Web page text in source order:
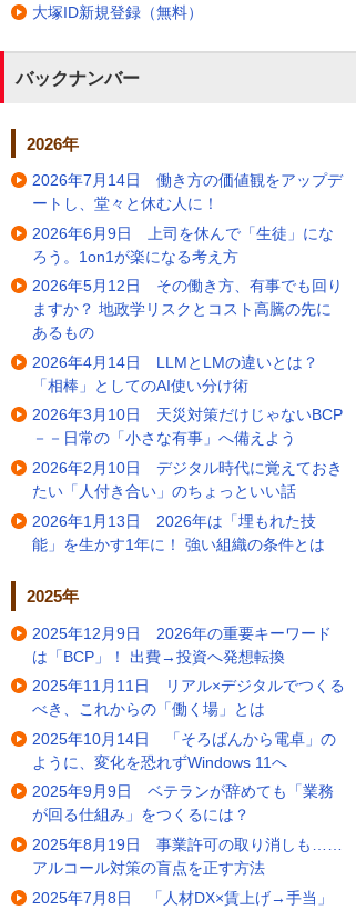
大塚ID新規登録（無料）
バックナンバー
2026年
2026年7月14日 働き方の価値観をアップデ
ートし、堂々と休む人に！
2026年6月9日 上司を休んで「生徒」にな
ろう。1on1が楽になる考え方
2026年5月12日 その働き方、有事でも回り
ますか？ 地政学リスクとコスト高騰の先に
あるもの
2026年4月14日 LLMとLMの違いとは？
「相棒」としてのAI使い分け術
2026年3月10日 天災対策だけじゃないBCP
－－日常の「小さな有事」へ備えよう
2026年2月10日 デジタル時代に覚えておき
たい「人付き合い」のちょっといい話
2026年1月13日 2026年は「埋もれた技
能」を生かす1年に！ 強い組織の条件とは
2025年
2025年12月9日 2026年の重要キーワード
は「BCP」！ 出費→投資へ発想転換
2025年11月11日 リアル×デジタルでつくる
べき、これからの「働く場」とは
2025年10月14日 「そろばんから電卓」の
ように、変化を恐れずWindows 11へ
2025年9月9日 ベテランが辞めても「業務
が回る仕組み」をつくるには？
2025年8月19日 事業許可の取り消しも……
アルコール対策の盲点を正す方法
2025年7月8日 「人材DX×賃上げ→手当」